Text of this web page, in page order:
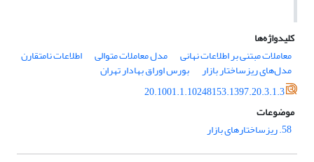
کلیدواژه‌ها
معاملات مبتنی بر اطلاعات نهانی
مدل معاملات متوالی اطلاعات نامتقارن
مدل‌های ریزساختار بازار
بورس اوراق بهادار تهران
20.1001.1.10248153.1397.20.3.1.3
موضوعات
58. ریزساختارهای بازار